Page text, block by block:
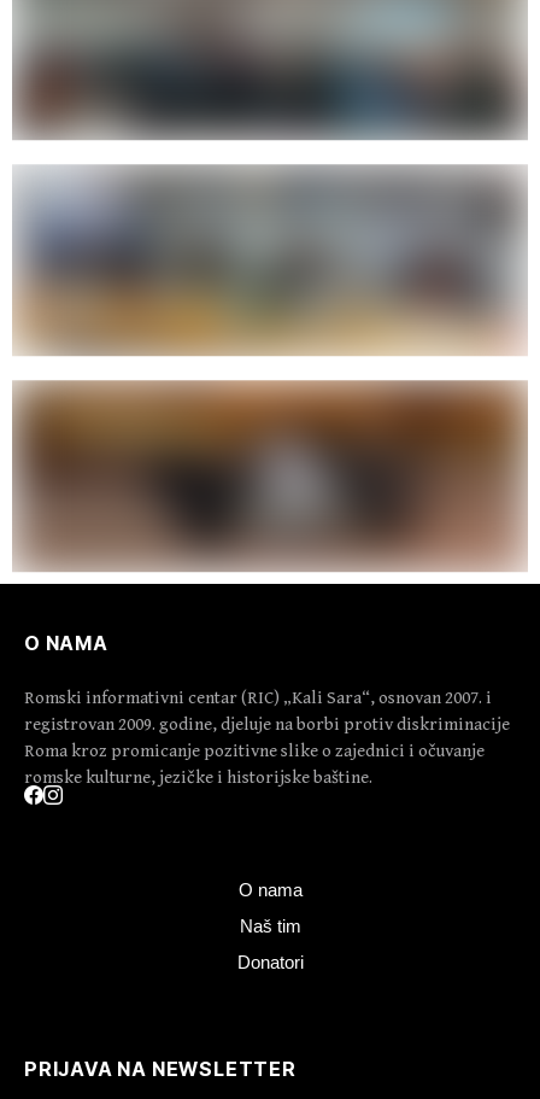
O NAMA
Romski informativni centar (RIC) „Kali Sara“, osnovan 2007. i
registrovan 2009. godine, djeluje na borbi protiv diskriminacije
Roma kroz promicanje pozitivne slike o zajednici i očuvanje
romske kulturne, jezičke i historijske baštine.
O nama
Naš tim
Donatori
PRIJAVA NA NEWSLETTER